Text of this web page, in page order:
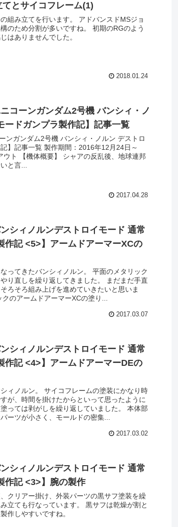
とサイコフレーム(1)
組み立てを行います。 アドバンスドMSジョ
のため分割が多いですね。 初期のRGのよう
はありませんでした。
2018.01.24
ニコーンガンダム2号機 バンシィ・ノ
ードガンプラ製作記】記事一覧
ンガンダム2号機 バンシィ・ノルン デストロ
】記事一覧 製作期間：2016年12月24日～
ウト 【機体概要】 シャアの反乱後、地球連邦
と言...
2017.04.28
ンシィノルンデストロイモード 通常
作記 <5>】アームドアーマーXCの
ってきたバンシィノルン。 平面のメタリック
り直しを繰り返してきました。 まだまだ手直
ろそろ組み上げを進めていきたいと思いま
のアームドアーマーXCの塗り...
2017.03.07
ンシィノルンデストロイモード 通常
作記 <4>】アームドアーマーDEの
ィノルン。 サイコフレームの塗装にかなり時
が、時間を掛けたからといって思ったように
っては剥がしを繰り返していました。 本体部
ーツが小さく、モールドの密集...
2017.03.02
ンシィノルンデストロイモード 通常
作記 <3>】腕の製作
クリアー掛け、外装パーツの黒サフ塗装を繰
立ても行なっています。 黒サフは乾燥が割と
作しやすいですね。